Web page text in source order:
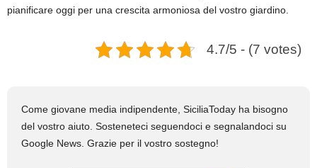
pianificare oggi per una crescita armoniosa del vostro giardino.
4.7/5 - (7 votes)
Come giovane media indipendente, SiciliaToday ha bisogno
del vostro aiuto. Sosteneteci seguendoci e segnalandoci su
Google News. Grazie per il vostro sostegno!